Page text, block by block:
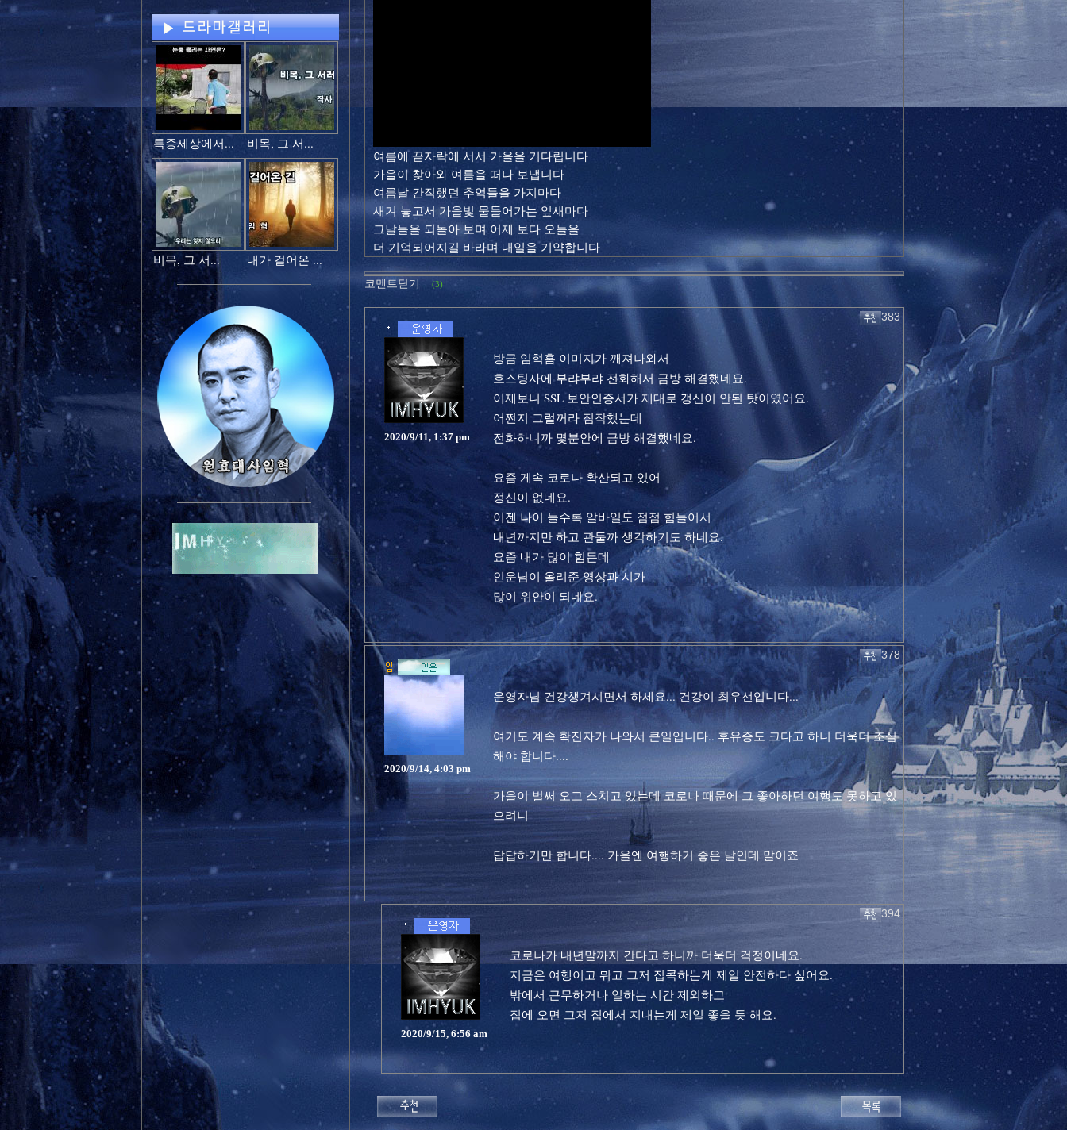
특종세상에서... 비목, 그 서...
비목, 그 서... 내가 걸어온 ...
여름에 끝자락에 서서 가을을 기다립니다
가을이 찾아와 여름을 떠나 보냅니다
여름날 간직했던 추억들을 가지마다
새겨 놓고서 가을빛 물들어가는 잎새마다
그날들을 되돌아 보며 어제 보다 오늘을
더 기억되어지길 바라며 내일을 기약합니다
코멘트닫기 (3)
2020/9/11, 1:37 pm
383
방금 임혁홈 이미지가 깨져나와서
호스팅사에 부랴부랴 전화해서 금방 해결했네요.
이제보니 SSL 보안인증서가 제대로 갱신이 안된 탓이였어요.
어쩐지 그럴꺼라 짐작했는데
전화하니까 몇분안에 금방 해결했네요.
요즘 게속 코로나 확산되고 있어
정신이 없네요.
이젠 나이 들수록 알바일도 점점 힘들어서
내년까지만 하고 관둘까 생각하기도 하네요.
요즘 내가 많이 힘든데
인운님이 올려준 영상과 시가
많이 위안이 되네요.
2020/9/14, 4:03 pm
378
운영자님 건강챙겨시면서 하세요... 건강이 최우선입니다...
여기도 계속 확진자가 나와서 큰일입니다.. 후유증도 크다고 하니 더욱더 조심
해야 합니다....
가을이 벌써 오고 스치고 있는데 코로나 때문에 그 좋아하던 여행도 못하고 있
으려니
답답하기만 합니다.... 가을엔 여행하기 좋은 날인데 말이죠
2020/9/15, 6:56 am
394
코로나가 내년말까지 간다고 하니까 더욱더 걱정이네요.
지금은 여행이고 뭐고 그저 집콕하는게 제일 안전하다 싶어요.
밖에서 근무하거나 일하는 시간 제외하고
집에 오면 그저 집에서 지내는게 제일 좋을 듯 해요.